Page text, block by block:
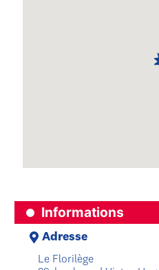
Informations
Adresse
Le Florilège